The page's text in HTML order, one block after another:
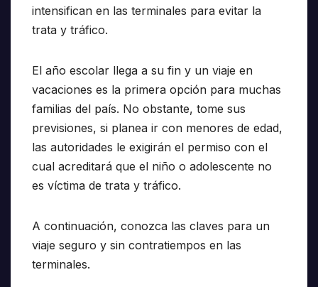
intensifican en las terminales para evitar la
trata y tráfico.
El año escolar llega a su fin y un viaje en
vacaciones es la primera opción para muchas
familias del país. No obstante, tome sus
previsiones, si planea ir con menores de edad,
las autoridades le exigirán el permiso con el
cual acreditará que el niño o adolescente no
es víctima de trata y tráfico.
A continuación, conozca las claves para un
viaje seguro y sin contratiempos en las
terminales.